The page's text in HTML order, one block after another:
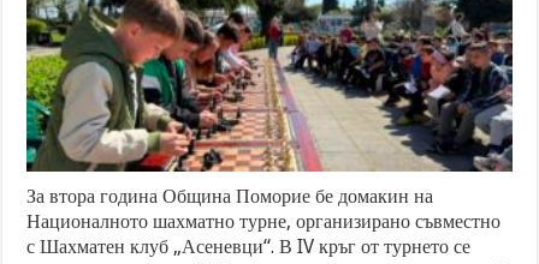
За втора година Община Поморие бе домакин на
Националното шахматно турне, организирано съвместно
с Шахматен клуб „Асеневци“. В IV кръг от турнето се